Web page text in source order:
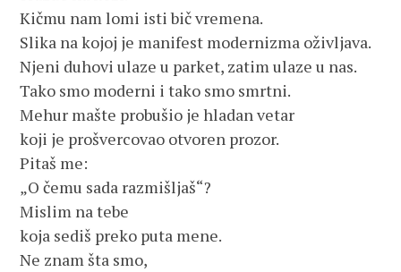
Kičmu nam lomi isti bič vremena.
Slika na kojoj je manifest modernizma oživljava.
Njeni duhovi ulaze u parket, zatim ulaze u nas.
Tako smo moderni i tako smo smrtni.
Mehur mašte probušio je hladan vetar
koji je prošvercovao otvoren prozor.
Pitaš me:
„O čemu sada razmišljaš“?
Mislim na tebe
koja sediš preko puta mene.
Ne znam šta smo,